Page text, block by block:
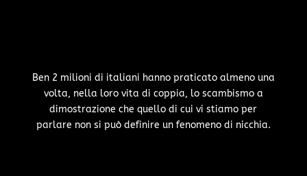
Ben 2 milioni di italiani hanno praticato almeno una
volta, nella loro vita di coppia, lo scambismo a
dimostrazione che quello di cui vi stiamo per
parlare non si può definire un fenomeno di nicchia.